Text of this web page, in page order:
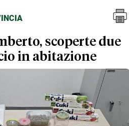
Articoli
La Provincia
scoperte due
in abitazione